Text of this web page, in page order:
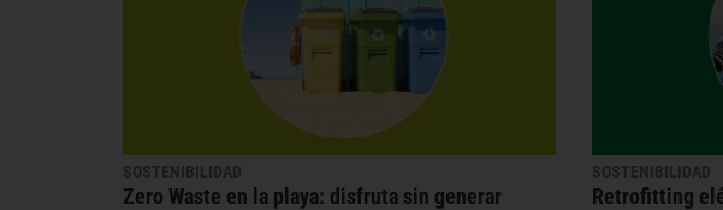
SOSTENIBILIDAD
Zero Waste en la playa: disfruta sin generar
SOSTENIBILIDAD
Retrofitting